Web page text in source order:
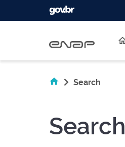
Search
Search